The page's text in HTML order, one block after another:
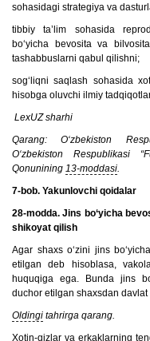
sohasidagi strategiya va
tibbiy ta’lim sohasida
bo‘yicha bevosita va
tashabbuslarni qabul qilishni;
sog‘liqni saqlash sohasida
hisobga oluvchi ilmiy
LexUZ sharhi
Qarang: O‘zbekiston
O‘zbekiston Respublikasi
Qonunining 13-moddasi.
7-bob. Yakunlovchi qoidalar
28-modda. Jins bo‘yicha
shikoyat qilish
Agar shaxs o‘zini jins
etilgan deb hisoblasa,
huquqiga ega. Bunda jins
duchor etilgan shaxsdan
Oldingi tahrirga qarang.
Xotin-qizlar va erkaklarning